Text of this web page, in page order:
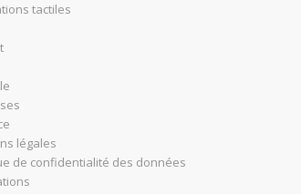
tactiles
légales
de confidentialité des données